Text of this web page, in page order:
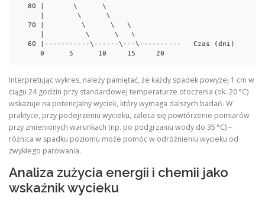
   80 |       \      \
   70 |         \      \   \
   60 |-----------\------\---\----------   Czas (dni)
Interpretując wykres, należy pamiętać, że każdy spadek powyżej 1 cm w
ciągu 24 godzin przy standardowej temperaturze otoczenia (ok. 20 °C)
wskazuje na potencjalny wyciek, który wymaga dalszych badań. W
praktyce, przy podejrzeniu wycieku, zaleca się powtórzenie pomiarów
przy zmienionych warunkach (np. po podgrzaniu wody do 35 °C) –
różnica w spadku poziomu może pomóc w odróżnieniu wycieku od
zwykłego parowania.
Analiza zużycia energii i chemii jako
wskaźnik wycieku